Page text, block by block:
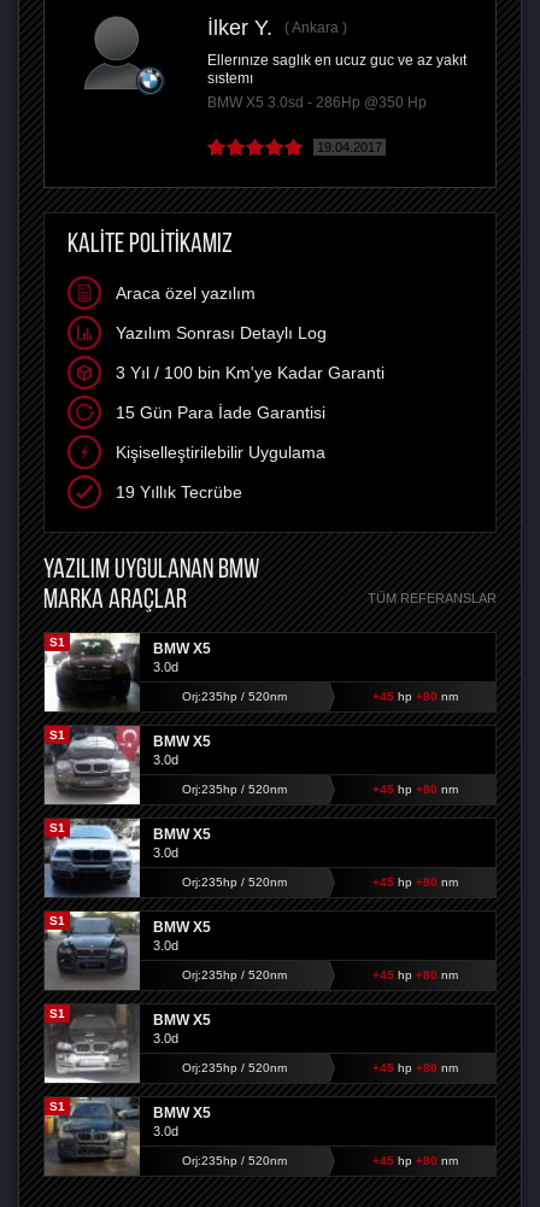
İlker Y.
Ankara
Ellerınıze saglık en ucuz guc ve az yakıt
sıstemı
BMW X5 3.0sd - 286Hp @350 Hp
19.04.2017
KALİTE POLİTİKAMIZ
Araca özel yazılım
Yazılım Sonrası Detaylı Log
3 Yıl / 100 bin Km'ye Kadar Garanti
15 Gün Para İade Garantisi
Kişiselleştirilebilir Uygulama
19 Yıllık Tecrübe
YAZILIM UYGULANAN BMW
MARKA ARAÇLAR
TÜM REFERANSLAR
S1 BMW X5
3.0d
Orj:235hp / 520nm +45hp +80 nm
S1 BMW X5
3.0d
Orj:235hp / 520nm +45hp +80 nm
S1 BMW X5
3.0d
Orj:235hp / 520nm +45hp +80 nm
S1 BMW X5
3.0d
Orj:235hp / 520nm +45hp +80 nm
S1 BMW X5
3.0d
Orj:235hp / 520nm +45hp +80 nm
S1 BMW X5
3.0d
Orj:235hp / 520nm +45hp +80 nm